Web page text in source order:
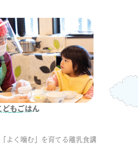
どもごはん
よく噛む」を育てる離乳食講